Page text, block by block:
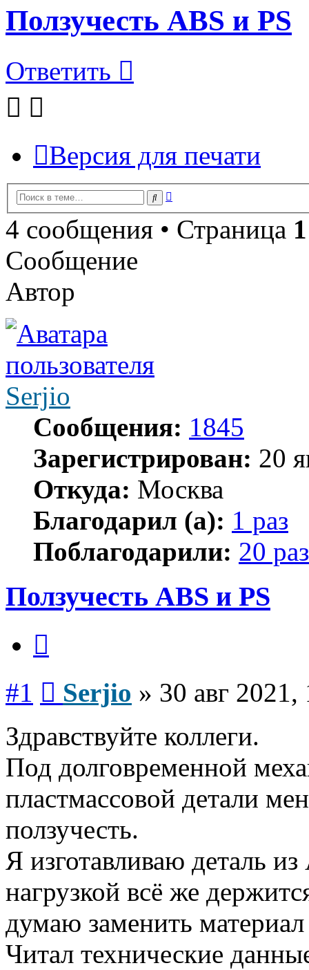
Ползучесть ABS и PS
Ответить
Версия для печати
Поиск
4 сообщения • Страница 1
Сообщение
Автор
Serjio
Сообщения: 1845
Зарегистрирован: 20
Откуда: Москва
Благодарил (а): 1 раз
Поблагодарили: 20 раз
Ползучесть ABS и PS
#1 Serjio » 30 авг 2021,
Здравствуйте коллеги.
Под долговременной
пластмассовой детали
ползучесть.
Я изготавливаю деталь
нагрузкой всё же
думаю заменить
Читал технические